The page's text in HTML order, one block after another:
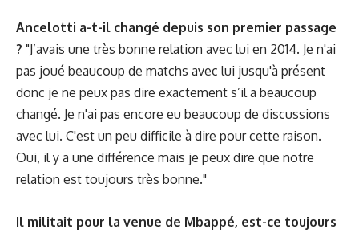
Ancelotti a-t-il changé depuis son premier passage
? "J’avais une très bonne relation avec lui en 2014. Je n'ai
pas joué beaucoup de matchs avec lui jusqu'à présent
donc je ne peux pas dire exactement s’il a beaucoup
changé. Je n'ai pas encore eu beaucoup de discussions
avec lui. C'est un peu difficile à dire pour cette raison.
Oui, il y a une différence mais je peux dire que notre
relation est toujours très bonne."
Il militait pour la venue de Mbappé, est-ce toujours